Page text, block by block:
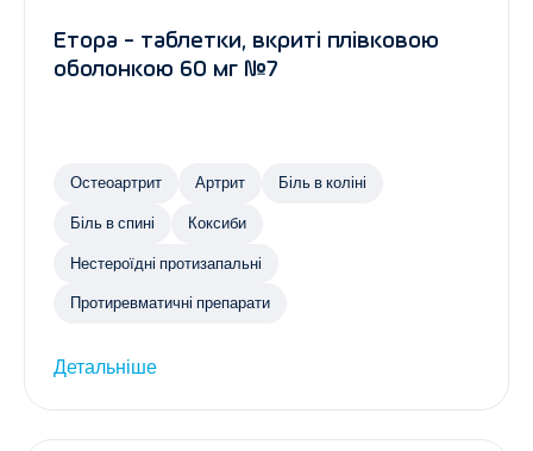
Етора - таблетки, вкриті плівковою
оболонкою 60 мг №7
Остеоартрит Артрит Біль в коліні
Біль в спині Коксиби
Нестероїдні протизапальні
Протиревматичні препарати
Детальніше